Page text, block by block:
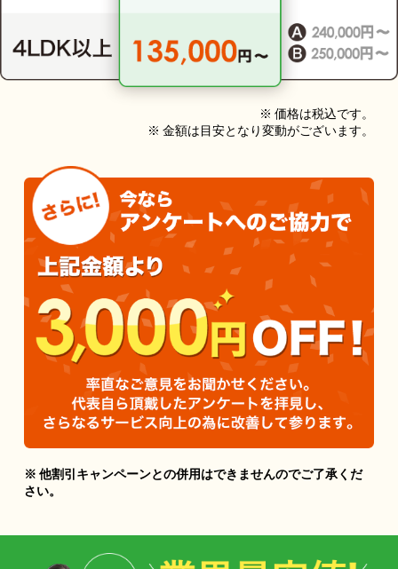
※ 価格は税込です。
※ 金額は目安となり変動がございます。
※ 他割引キャンペーンとの併用はできませんのでご了承くだ
さい。